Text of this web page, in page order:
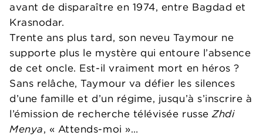
avant de disparaître en 1974, entre Bagdad et
Krasnodar.
Trente ans plus tard, son neveu Taymour ne
supporte plus le mystère qui entoure l’absence
de cet oncle. Est-il vraiment mort en héros ?
Sans relâche, Taymour va défier les silences
d’une famille et d’un régime, jusqu’à s’inscrire à
l’émission de recherche télévisée russeZhdi
Menya, « Attends-moi »…